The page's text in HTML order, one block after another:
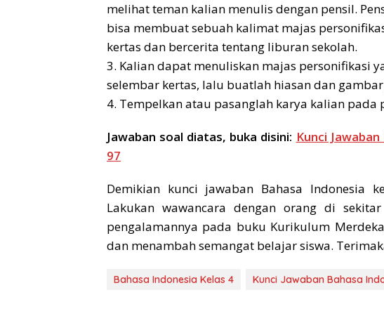
melihat teman kalian menulis dengan pensil.
bisa membuat sebuah kalimat majas
kertas dan bercerita tentang liburan sekolah.
3. Kalian dapat menuliskan majas personifikasi
selembar kertas, lalu buatlah hiasan dan
4. Tempelkan atau pasanglah karya kalian pada
Jawaban soal diatas, buka disini: Kunci
97
Demikian kunci jawaban Bahasa Indonesia
Lakukan wawancara dengan orang di
pengalamannya pada buku Kurikulum
dan menambah semangat belajar siswa.
Bahasa Indonesia Kelas 4 Kunci Jawaban Bahasa